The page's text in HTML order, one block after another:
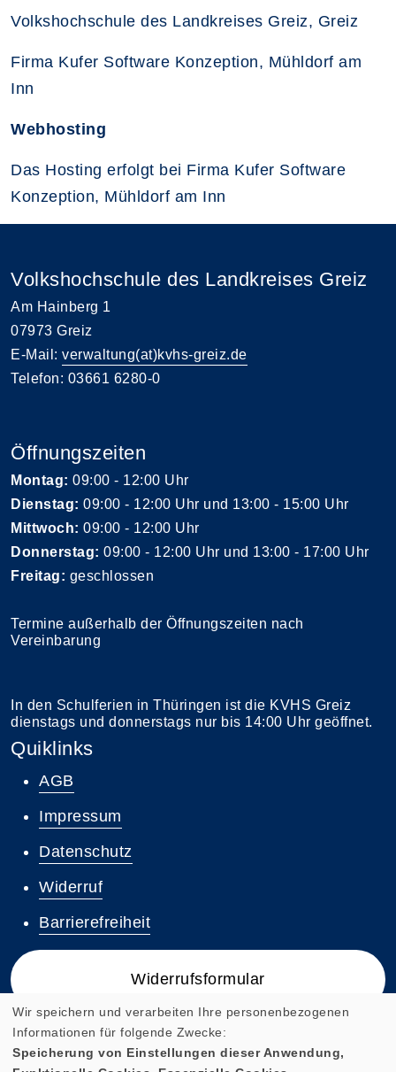
Volkshochschule des Landkreises Greiz, Greiz
Firma Kufer Software Konzeption, Mühldorf am
Inn
Webhosting
Das Hosting erfolgt bei Firma Kufer Software
Konzeption, Mühldorf am Inn
Volkshochschule des Landkreises Greiz
Am Hainberg 1
07973 Greiz
E-Mail: verwaltung(at)kvhs-greiz.de
Telefon: 03661 6280-0
Öffnungszeiten
Montag: 09:00 - 12:00 Uhr
Dienstag: 09:00 - 12:00 Uhr und 13:00 - 15:00 Uhr
Mittwoch: 09:00 - 12:00 Uhr
Donnerstag: 09:00 - 12:00 Uhr und 13:00 - 17:00 Uhr
Freitag: geschlossen
Termine außerhalb der Öffnungszeiten nach
Vereinbarung
In den Schulferien in Thüringen ist die KVHS Greiz
dienstags und donnerstags nur bis 14:00 Uhr geöffnet.
Quiklinks
AGB
Impressum
Datenschutz
Widerruf
Barrierefreiheit
Widerrufsformular
Wir speichern und verarbeiten Ihre personenbezogenen
Informationen für folgende Zwecke:
Speicherung von Einstellungen dieser Anwendung,